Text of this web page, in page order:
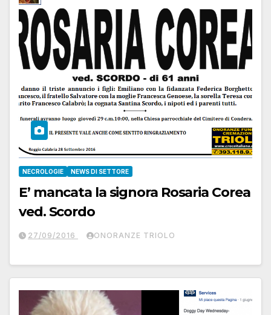
NECROLOGIE NEWS DI SETTORE
E’ mancata la signora Rosaria Corea
ved. Scordo
27/09/2016 ONORANZE TRIOLO